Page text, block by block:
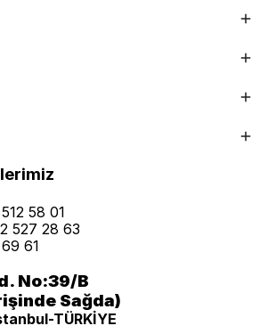
58 01
527 28 63
61
No:39/B
Sağda)
TÜRKİYE